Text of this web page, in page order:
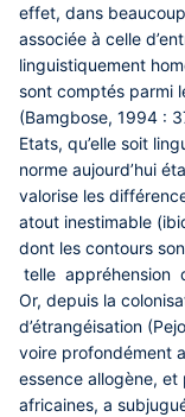
effet, dans
associée à celle
linguistiquement
sont comptés parmi
(Bamgbose, 1994 :
Etats, qu’elle soit
norme aujourd’hui
valorise les
atout inestimable
dont les contours
telle appréhension
Or, depuis la
d’étrangéisation
voire profondément
essence allogène,
africaines, a